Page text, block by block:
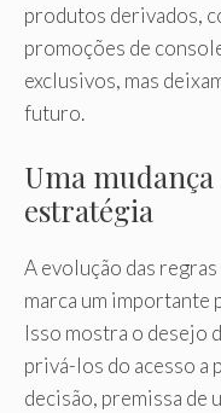
produtos derivados,
promoções de
exclusivos, mas
futuro.
Uma
estratégia
A evolução das
marca um importante
Isso mostra o desejo
privá-los do acesso a
decisão, premissa de